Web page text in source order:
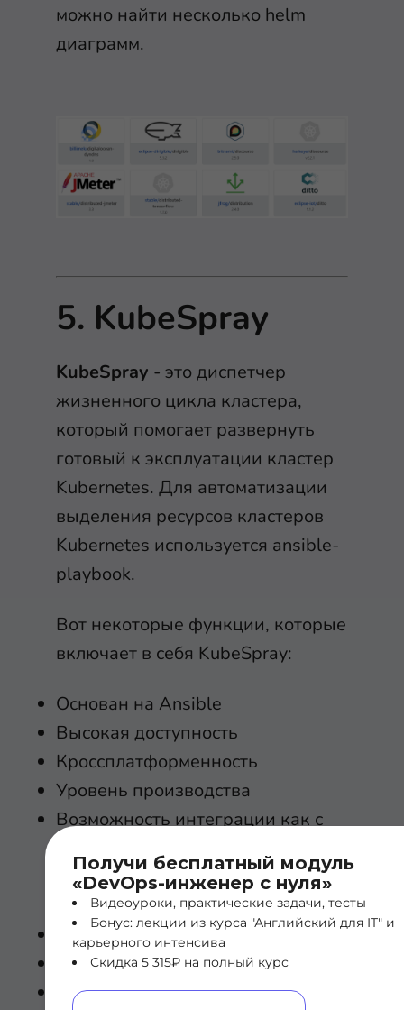
Получи бесплатный модуль
«DevOps-инженер с нуля»
Видеоуроки, практические задачи, тесты
Бонус: лекции из курса "Английский для IT" и
карьерного интенсива
Скидка 5 315₽ на полный курс
можно найти несколько helm
диаграмм.
5. KubeSpray
KubeSpray - это диспетчер
жизненного цикла кластера,
который помогает развернуть
готовый к эксплуатации кластер
Kubernetes. Для автоматизации
выделения ресурсов кластеров
Kubernetes используется ansible-
playbook.
Вот некоторые функции, которые
включает в себя KubeSpray:
Основан на Ansible
Высокая доступность
Кроссплатформенность
Уровень производства
Возможность интеграции как с
облачных инфраструктур, так и с
железом
Различные опции конфигурации
Много платформенный CI/CD
Безопасность по умолчанию